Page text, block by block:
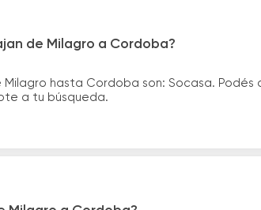
de Milagro a Cordoba?
hasta Cordoba son: Socasa.
a tu búsqueda.